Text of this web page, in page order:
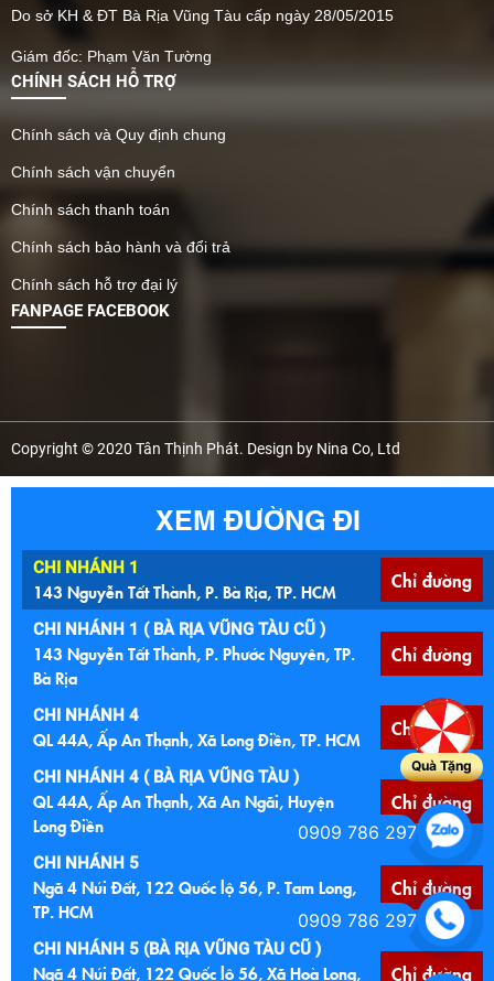
Do sở KH & ĐT Bà Rịa Vũng Tàu cấp ngày 28/05/2015
Giám đốc: Phạm Văn Tường
CHÍNH SÁCH HỖ TRỢ
Chính sách và Quy định chung
Chính sách vận chuyển
Chính sách thanh toán
Chính sách bảo hành và đổi trả
Chính sách hỗ trợ đại lý
FANPAGE FACEBOOK
Copyright © 2020 Tân Thịnh Phát. Design by Nina Co, Ltd
XEM ĐƯỜNG ĐI
CHI NHÁNH 1
143 Nguyễn Tất Thành, P. Bà Rịa, TP. HCM Chỉ đường
CHI NHÁNH 1 ( BÀ RỊA VŨNG TÀU CŨ )
143 Nguyễn Tất Thành, P. Phước Nguyên, TP.
Bà Rịa
Chỉ đường
CHI NHÁNH 4
QL 44A, Ấp An Thạnh, Xã Long Điền, TP. HCM Chỉ đường
CHI NHÁNH 4 ( BÀ RỊA VŨNG TÀU )
QL 44A, Ấp An Thạnh, Xã An Ngãi, Huyện
Long Điền
Chỉ đường
CHI NHÁNH 5
Ngã 4 Núi Đất, 122 Quốc lộ 56, P. Tam Long,
TP. HCM
Chỉ đường
CHI NHÁNH 5 (BÀ RỊA VŨNG TÀU CŨ )
Ngã 4 Núi Đất, 122 Quốc lộ 56, Xã Hoà Long, Chỉ đường
Quà Tặng
0909 786 297
0909 786 297